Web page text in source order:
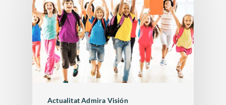
Actualitat Admira Visión